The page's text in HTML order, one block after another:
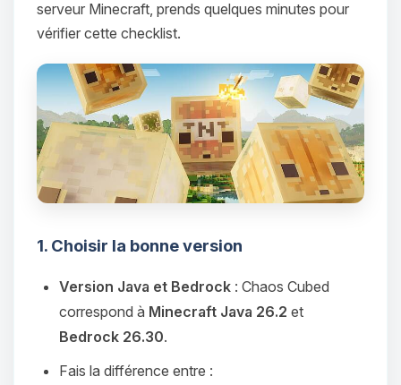
serveur Minecraft, prends quelques minutes pour
vérifier cette checklist.
1. Choisir la bonne version
Version Java et Bedrock : Chaos Cubed
correspond à Minecraft Java 26.2 et
Bedrock 26.30.
Fais la différence entre :